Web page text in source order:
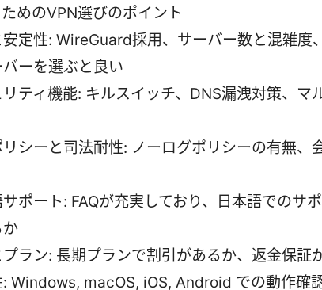
めのVPN選びのポイント
安定性: WireGuard採用、サーバー数と混雑度
ーを選ぶと良い
ティ機能: キルスイッチ、DNS漏洩対策、マ
リシーと司法耐性: ノーログポリシーの有無、
サポート: FAQが充実しており、日本語でのサ
か
ラン: 長期プランで割引があるか、返金保証
: Windows, macOS, iOS, Android での動作確